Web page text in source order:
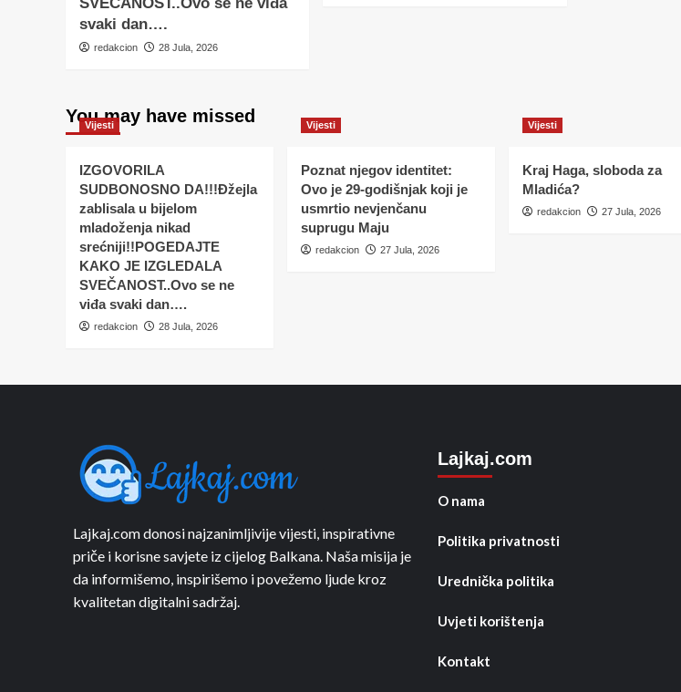
svaki dan….
redakcion 28 Jula, 2026
You may have missed
Vijesti
IZGOVORILA
SUDBONOSNO DA!!!Đžejla
zablisala u bijelom
mladoženja nikad
srećniji!!POGEDAJTE
KAKO JE IZGLEDALA
SVEČANOST..Ovo se ne
viđa svaki dan….
redakcion 28 Jula, 2026
Vijesti
Poznat njegov identitet:
Ovo je 29-godišnjak koji je
usmrtio nevjenčanu
suprugu Maju
redakcion 27 Jula, 2026
Vijesti
Kraj Haga, sloboda za
Mladića?
redakcion 27 Jula, 2026
Lajkaj.com donosi najzanimljivije vijesti, inspirativne
priče i korisne savjete iz cijelog Balkana. Naša misija je
da informišemo, inspirišemo i povežemo ljude kroz
kvalitetan digitalni sadržaj.
Lajkaj.com
O nama
Politika privatnosti
Urednička politika
Uvjeti korištenja
Kontakt